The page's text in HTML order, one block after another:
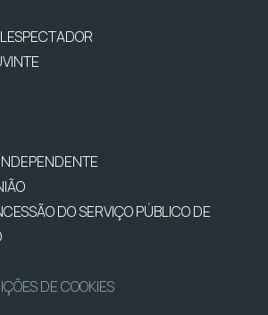
DO SERVIÇO PÚBLICO DE
DE COOKIES